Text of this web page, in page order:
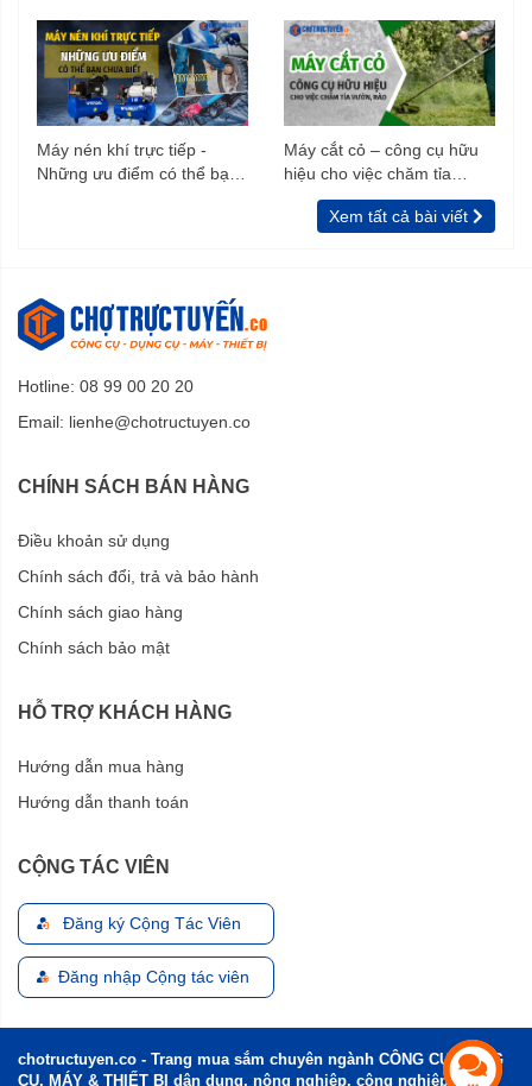
Máy nén khí trực tiếp -
Những ưu điểm có thể bạn
Máy cắt cỏ – công cụ hữu
hiệu cho việc chăm tỉa
vườn, rào
Xem tất cả bài viết
Hotline: 08 99 00 20 20
Email: lienhe@chotructuyen.co
CHÍNH SÁCH BÁN HÀNG
Điều khoản sử dụng
Chính sách đổi, trả và bảo hành
Chính sách giao hàng
Chính sách bảo mật
HỖ TRỢ KHÁCH HÀNG
Hướng dẫn mua hàng
Hướng dẫn thanh toán
CỘNG TÁC VIÊN
Đăng ký Cộng Tác Viên
Đăng nhập Cộng tác viên
chotructuyen.co - Trang mua sắm chuyên ngành CÔNG CỤ, DỤNG
CỤ, MÁY & THIẾT BỊ dân dụng, nông nghiệp, công nghiệp và xây